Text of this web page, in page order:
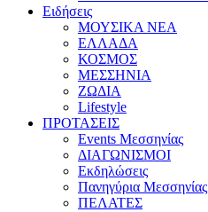
Eιδήσεις
ΜΟΥΣΙΚΑ ΝΕΑ
ΕΛΛΑΔΑ
ΚΟΣΜΟΣ
ΜΕΣΣΗΝΙΑ
ΖΩΔΙΑ
Lifestyle
ΠΡΟΤΑΣΕΙΣ
Events Μεσσηνίας
ΔΙΑΓΩΝΙΣΜΟΙ
Εκδηλώσεις
Πανηγύρια Μεσσηνίας
ΠΕΛΑΤΕΣ